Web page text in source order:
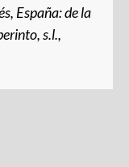
España: de la
s.l.,